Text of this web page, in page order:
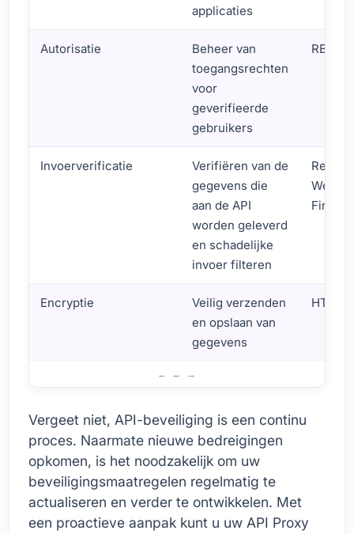
applicaties
Autorisatie
Beheer van
toegangsrechten
voor
geverifieerde
gebruikers
RBAC,
Invoerverificatie
Verifiëren van de
gegevens die
aan de API
worden geleverd
en schadelijke
invoer filteren
Web
Encryptie
Veilig verzenden
en opslaan van
gegevens
Vergeet niet, API-beveiliging is een continu
proces. Naarmate nieuwe bedreigingen
opkomen, is het noodzakelijk om uw
beveiligingsmaatregelen regelmatig te
actualiseren en verder te ontwikkelen. Met
een proactieve aanpak kunt u uw API Proxy